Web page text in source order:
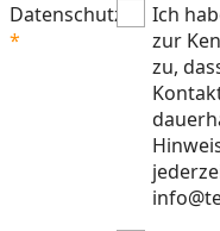
Datenschutz:
Ich
zur
zu,